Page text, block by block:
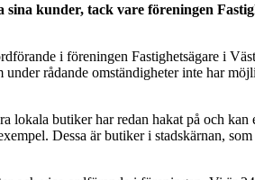
kunder, tack vare föreningen
i föreningen Fastighetsägare i
rådande omständigheter inte har
lokala butiker har redan hakat på och kan
Dessa är butiker i stadskärnan, som